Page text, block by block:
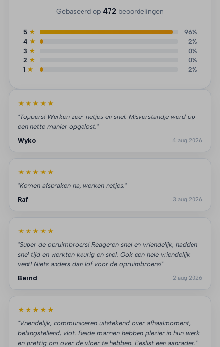
Gebaseerd op 472 beoordelingen
5 ★
96%
4 ★
2%
3 ★
0%
2 ★
0%
1 ★ 2%
★★★★★
"Toppers! Werken zeer netjes en snel. Misverstandje werd op
een nette manier opgelost."
Wyko
4 aug 2026
★★★★★
"Komen afspraken na, werken netjes."
Raf
3 aug 2026
★★★★★
"Super de opruimbroers! Reageren snel en vriendelijk, hadden
snel tijd en werkten keurig en snel. Ook een hele vriendelijk
vent! Niets anders dan lof voor de opruimbroers!"
Bernd
2 aug 2026
★★★★★
"Vriendelijk, communiceren uitstekend over afhaalmoment,
belangstellend, vlot. Beide mannen hebben plezier in hun werk
en prettig om over de vloer te hebben. Beslist een aanrader."